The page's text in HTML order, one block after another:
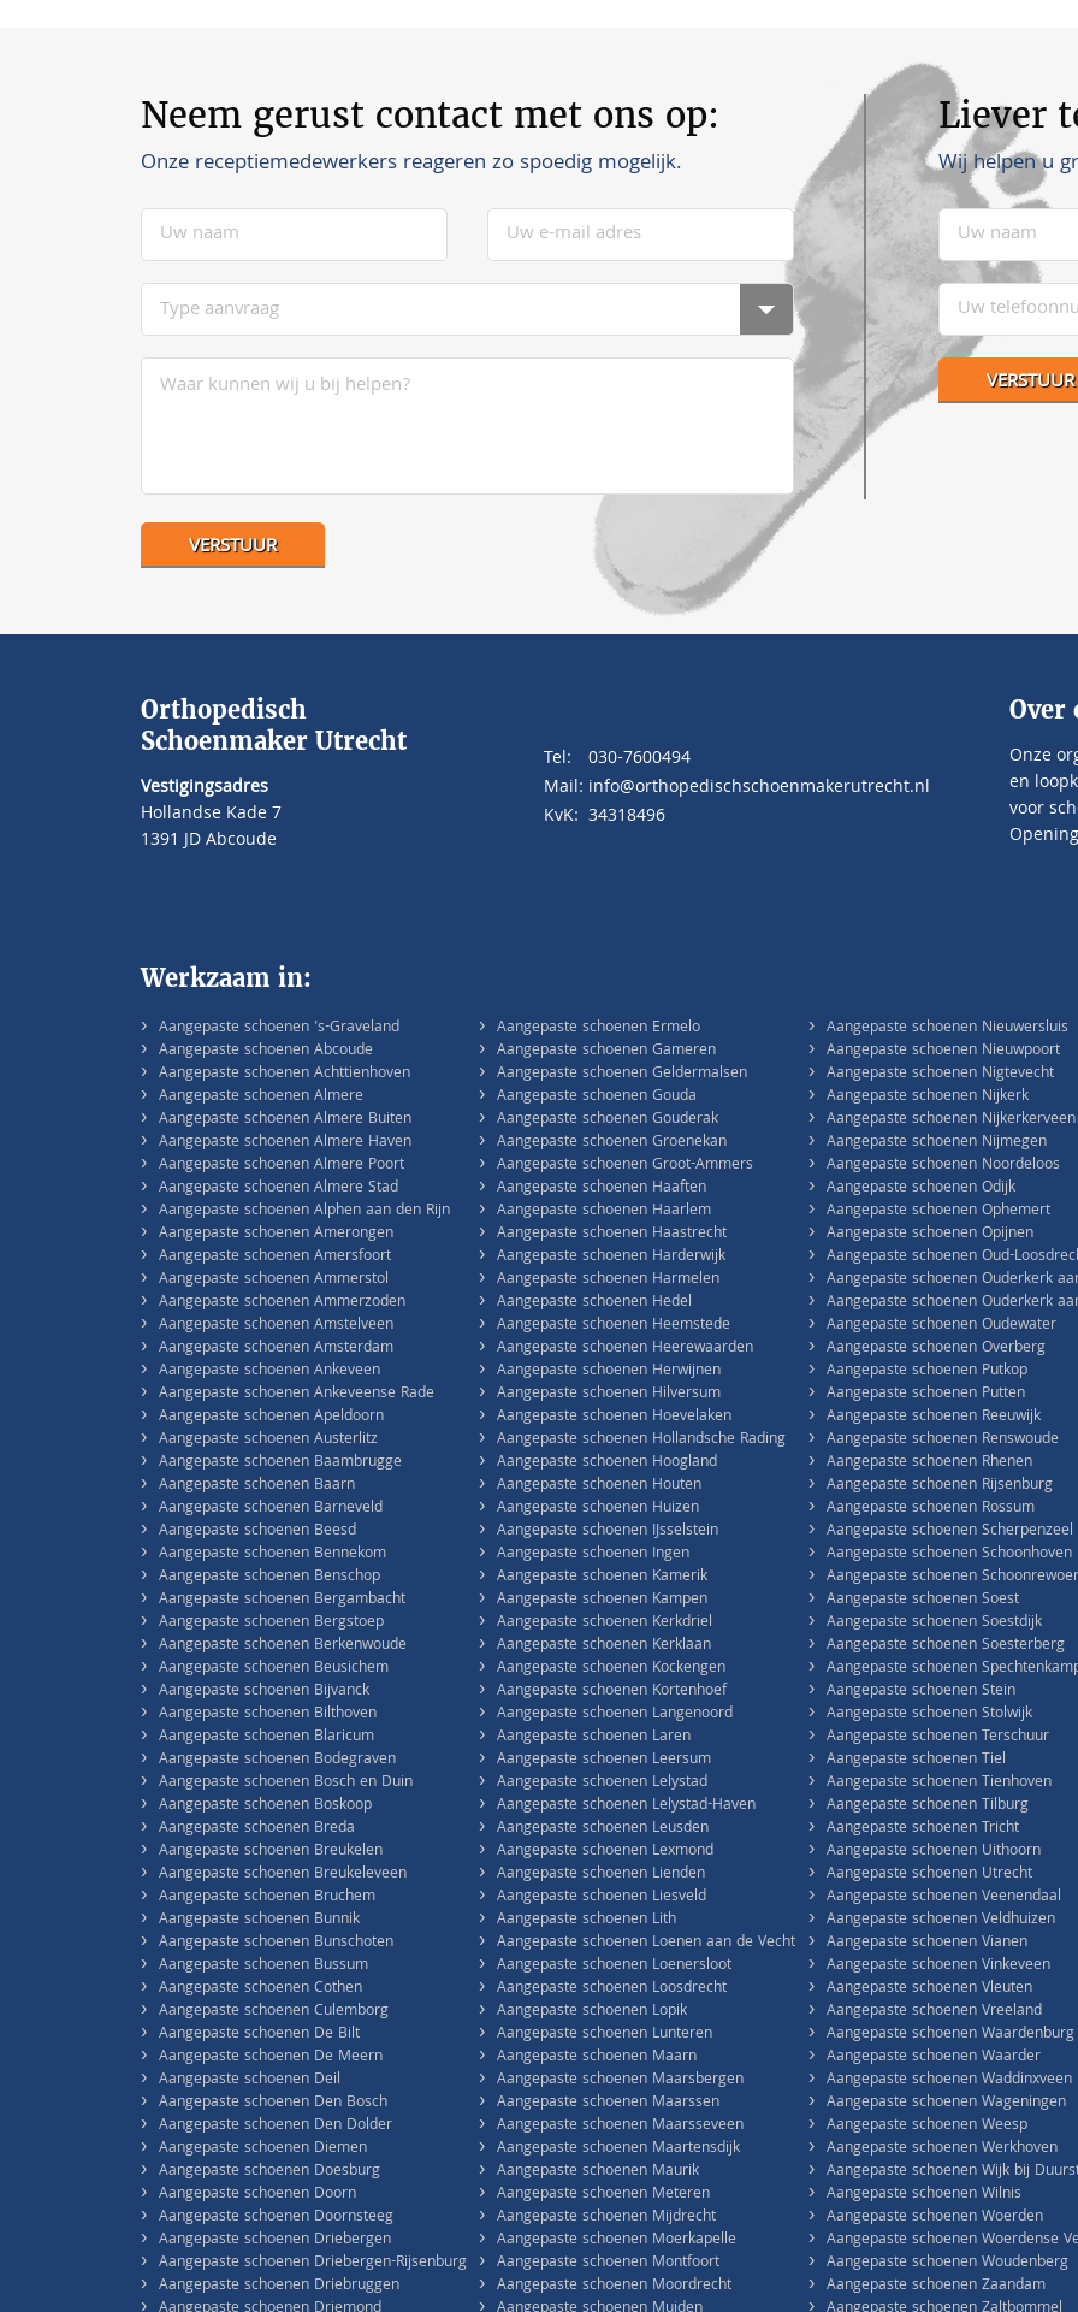
Neem gerust contact met ons op:
Onze receptiemedewerkers reageren zo spoedig mogelijk.
Liever
Wij helpen u
Orthopedisch
Schoenmaker Utrecht
Vestigingsadres
Hollandse Kade 7
1391 JD Abcoude
Tel:
030-7600494
Mail: info@orthopedischschoenmakerutrecht.nl
KvK: 34318496
Over
Onze
en
voor
Werkzaam in:
› Aangepaste schoenen 's-Graveland
› Aangepaste schoenen Abcoude
› Aangepaste schoenen Achttienhoven
› Aangepaste schoenen Almere
› Aangepaste schoenen Almere Buiten
› Aangepaste schoenen Almere Haven
› Aangepaste schoenen Almere Poort
› Aangepaste schoenen Almere Stad
› Aangepaste schoenen Alphen aan den Rijn
› Aangepaste schoenen Amerongen
› Aangepaste schoenen Amersfoort
› Aangepaste schoenen Ammerstol
› Aangepaste schoenen Ammerzoden
› Aangepaste schoenen Amstelveen
› Aangepaste schoenen Amsterdam
› Aangepaste schoenen Ankeveen
› Aangepaste schoenen Ankeveense Rade
› Aangepaste schoenen Apeldoorn
› Aangepaste schoenen Austerlitz
› Aangepaste schoenen Baambrugge
› Aangepaste schoenen Baarn
› Aangepaste schoenen Barneveld
› Aangepaste schoenen Beesd
› Aangepaste schoenen Bennekom
› Aangepaste schoenen Benschop
› Aangepaste schoenen Bergambacht
› Aangepaste schoenen Bergstoep
› Aangepaste schoenen Berkenwoude
› Aangepaste schoenen Beusichem
› Aangepaste schoenen Bijvanck
› Aangepaste schoenen Bilthoven
› Aangepaste schoenen Blaricum
› Aangepaste schoenen Bodegraven
› Aangepaste schoenen Bosch en Duin
› Aangepaste schoenen Boskoop
› Aangepaste schoenen Breda
› Aangepaste schoenen Breukelen
› Aangepaste schoenen Breukeleveen
› Aangepaste schoenen Bruchem
› Aangepaste schoenen Bunnik
› Aangepaste schoenen Bunschoten
› Aangepaste schoenen Bussum
› Aangepaste schoenen Cothen
› Aangepaste schoenen Culemborg
› Aangepaste schoenen De Bilt
› Aangepaste schoenen De Meern
› Aangepaste schoenen Deil
› Aangepaste schoenen Den Bosch
› Aangepaste schoenen Den Dolder
› Aangepaste schoenen Diemen
› Aangepaste schoenen Doesburg
› Aangepaste schoenen Doorn
› Aangepaste schoenen Doornsteeg
› Aangepaste schoenen Driebergen
› Aangepaste schoenen Driebergen-Rijsenburg
› Aangepaste schoenen Driebruggen
› Aangepaste schoenen Ermelo
› Aangepaste schoenen Gameren
› Aangepaste schoenen Geldermalsen
› Aangepaste schoenen Gouda
› Aangepaste schoenen Gouderak
› Aangepaste schoenen Groenekan
› Aangepaste schoenen Groot-Ammers
› Aangepaste schoenen Haaften
› Aangepaste schoenen Haarlem
› Aangepaste schoenen Haastrecht
› Aangepaste schoenen Harderwijk
› Aangepaste schoenen Harmelen
› Aangepaste schoenen Hedel
› Aangepaste schoenen Heemstede
› Aangepaste schoenen Heerewaarden
› Aangepaste schoenen Herwijnen
› Aangepaste schoenen Hilversum
› Aangepaste schoenen Hoevelaken
› Aangepaste schoenen Hollandsche Rading
› Aangepaste schoenen Hoogland
› Aangepaste schoenen Houten
› Aangepaste schoenen Huizen
› Aangepaste schoenen IJsselstein
› Aangepaste schoenen Ingen
› Aangepaste schoenen Kamerik
› Aangepaste schoenen Kampen
› Aangepaste schoenen Kerkdriel
› Aangepaste schoenen Kerklaan
› Aangepaste schoenen Kockengen
› Aangepaste schoenen Kortenhoef
› Aangepaste schoenen Langenoord
› Aangepaste schoenen Laren
› Aangepaste schoenen Leersum
› Aangepaste schoenen Lelystad
› Aangepaste schoenen Lelystad-Haven
› Aangepaste schoenen Leusden
› Aangepaste schoenen Lexmond
› Aangepaste schoenen Lienden
› Aangepaste schoenen Liesveld
› Aangepaste schoenen Lith
› Aangepaste schoenen Loenen aan de Vecht
› Aangepaste schoenen Loenersloot
› Aangepaste schoenen Loosdrecht
› Aangepaste schoenen Lopik
› Aangepaste schoenen Lunteren
› Aangepaste schoenen Maarn
› Aangepaste schoenen Maarsbergen
› Aangepaste schoenen Maarssen
› Aangepaste schoenen Maarsseveen
› Aangepaste schoenen Maartensdijk
› Aangepaste schoenen Maurik
› Aangepaste schoenen Meteren
› Aangepaste schoenen Mijdrecht
› Aangepaste schoenen Moerkapelle
› Aangepaste schoenen Montfoort
› Aangepaste schoenen Moordrecht
› Aangepaste schoenen Nieuwersluis
› Aangepaste schoenen Nieuwpoort
› Aangepaste schoenen Nigtevecht
› Aangepaste schoenen Nijkerk
› Aangepaste schoenen Nijkerkerveen
› Aangepaste schoenen Nijmegen
› Aangepaste schoenen Noordeloos
› Aangepaste schoenen Odijk
› Aangepaste schoenen Ophemert
› Aangepaste schoenen Opijnen
› Aangepaste schoenen Oud-
› Aangepaste schoenen Ouderkerk
› Aangepaste schoenen Ouderkerk
› Aangepaste schoenen Oudewater
› Aangepaste schoenen Overberg
› Aangepaste schoenen Putkop
› Aangepaste schoenen Putten
› Aangepaste schoenen Reeuwijk
› Aangepaste schoenen Renswoude
› Aangepaste schoenen Rhenen
› Aangepaste schoenen Rijsenburg
› Aangepaste schoenen Rossum
› Aangepaste schoenen Scherpenzeel
› Aangepaste schoenen Schoonhoven
› Aangepaste schoenen
› Aangepaste schoenen Soest
› Aangepaste schoenen Soestdijk
› Aangepaste schoenen Soesterberg
› Aangepaste schoenen
› Aangepaste schoenen Stein
› Aangepaste schoenen Stolwijk
› Aangepaste schoenen Terschuur
› Aangepaste schoenen Tiel
› Aangepaste schoenen Tienhoven
› Aangepaste schoenen Tilburg
› Aangepaste schoenen Tricht
› Aangepaste schoenen Uithoorn
› Aangepaste schoenen Utrecht
› Aangepaste schoenen Veenendaal
› Aangepaste schoenen Veldhuizen
› Aangepaste schoenen Vianen
› Aangepaste schoenen Vinkeveen
› Aangepaste schoenen Vleuten
› Aangepaste schoenen Vreeland
› Aangepaste schoenen Waardenburg
› Aangepaste schoenen Waarder
› Aangepaste schoenen Waddinxveen
› Aangepaste schoenen Wageningen
› Aangepaste schoenen Weesp
› Aangepaste schoenen Werkhoven
› Aangepaste schoenen Wijk bij
› Aangepaste schoenen Wilnis
› Aangepaste schoenen Woerden
› Aangepaste schoenen Woerdense
› Aangepaste schoenen Woudenberg
› Aangepaste schoenen Zaandam